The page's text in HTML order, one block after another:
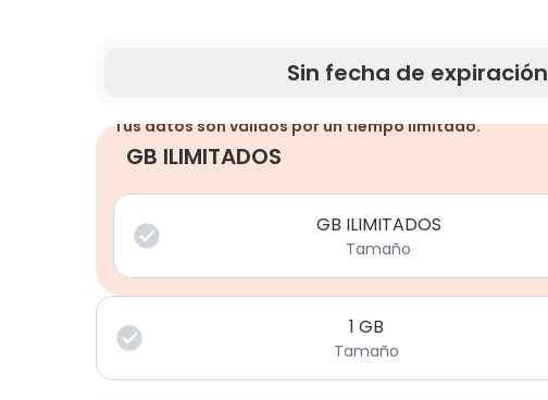
Sin fecha de expiración
Tus datos son válidos por un tiempo limitado.
GB ILIMITADOS
GB ILIMITADOS
Tamaño
1 GB
Tamaño